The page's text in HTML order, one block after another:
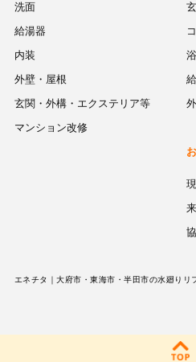
洗面
給湯器
内装
外壁・屋根
玄関・外構・エクステリア等
マンション改修
エネチタ｜大府市・東海市・半田市の水廻りリ